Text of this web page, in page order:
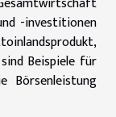
-investitionen
Beispiele für
Börsenleistung